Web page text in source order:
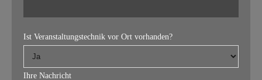
Ist Veranstaltungstechnik vor Ort vorhanden?
Ihre Nachricht